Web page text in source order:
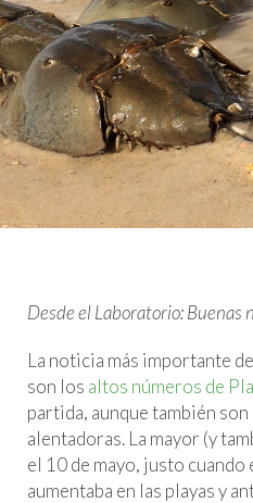
Desde el Laboratorio: Buenas
La noticia más importante
son los altos números de
partida, aunque también
alentadoras. La mayor (y
el 10 de mayo, justo
aumentaba en las playas y